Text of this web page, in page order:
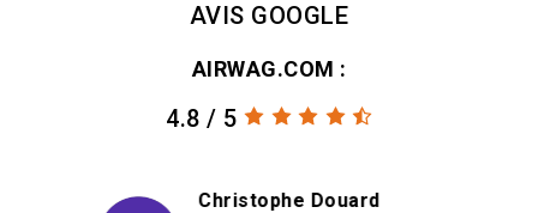
AVIS GOOGLE
AIRWAG.COM :
4.8 / 5
Christian SCHMITT